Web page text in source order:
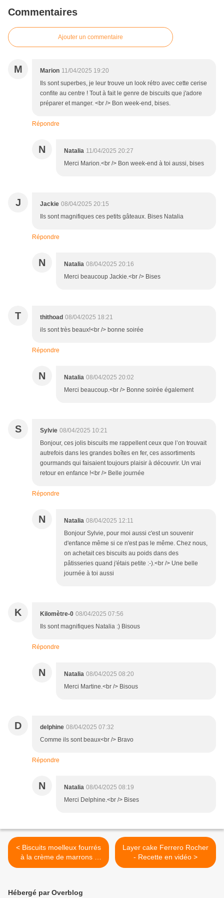
Commentaires
Ajouter un commentaire
M Marion 11/04/2025 19:20
Ils sont superbes, je leur trouve un look rétro avec cette cerise
confite au centre ! Tout à fait le genre de biscuits que j'adore
préparer et manger. <br /> Bon week-end, bises.
Répondre
N Natalia 11/04/2025 20:27
Merci Marion.<br /> Bon week-end à toi aussi, bises
J Jackie 08/04/2025 20:15
Ils sont magnifiques ces petits gâteaux. Bises Natalia
Répondre
N Natalia 08/04/2025 20:16
Merci beaucoup Jackie.<br /> Bises
T thithoad 08/04/2025 18:21
ils sont très beaux!<br /> bonne soirée
Répondre
N Natalia 08/04/2025 20:02
Merci beaucoup.<br /> Bonne soirée également
S Sylvie 08/04/2025 10:21
Bonjour, ces jolis biscuits me rappellent ceux que l’on trouvait
autrefois dans les grandes boîtes en fer, ces assortiments
gourmands qui faisaient toujours plaisir à découvrir. Un vrai
retour en enfance !<br /> Belle journée
Répondre
N Natalia 08/04/2025 12:11
Bonjour Sylvie, pour moi aussi c'est un souvenir
d'enfance même si ce n'est pas le même. Chez nous,
on achetait ces biscuits au poids dans des
pâtisseries quand j'étais petite :-).<br /> Une belle
journée à toi aussi
K Kilomètre-0 08/04/2025 07:56
Ils sont magnifiques Natalia :) Bisous
Répondre
N Natalia 08/04/2025 08:20
Merci Martine.<br /> Bisous
D delphine 08/04/2025 07:32
Comme ils sont beaux<br /> Bravo
Répondre
N Natalia 08/04/2025 08:19
Merci Delphine.<br /> Bises
< Biscuits moelleux fourrés
à la crème de marrons -
Recette en vidéo
Layer cake Ferrero Rocher
- Recette en vidéo >
Hébergé par Overblog